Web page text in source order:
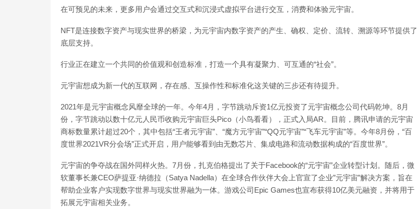
在可预见的未来，更多用户会通过交互式和沉浸式虚拟平台进行交互，消费和体验元宇宙。
NFT是连接数字资产与现实世界的桥梁，为元宇宙内数字资产的产生、确权、定价、流转、溯源等环节提供了
底层支持。
行业正在建立一个共同的价值观和创造标准，打造一个具有凝聚力、可互通的“社会”。
元宇宙想成为新一代的互联网，存在感、互操作性和标准化这关键的三步还有待提升。
2021年是元宇宙概念风靡全球的一年。今年4月，字节跳动斥资1亿元投资了元宇宙概念公司代码乾坤。8月
份，字节跳动以数十亿元人民币收购元宇宙巨头Pico（小鸟看看），正式入局AR。目前，腾讯申请的元宇宙
商标数量累计超过20个，其中包括“王者元宇宙”、“魔方元宇宙”“QQ元宇宙”“飞车元宇宙”等。今年8月份，“百
度世界2021VR分会场”正式开启，用户能够看到由无数芯片、集成电路和流动数据构成的“百度世界”。
元宇宙的争夺战在国外同样火热。7月份，扎克伯格提出了关于Facebook的“元宇宙”企业转型计划。随后，微
软董事长兼CEO萨提亚·纳德拉（Satya Nadella）在全球合作伙伴大会上官宣了企业”元宇宙”解决方案，旨在
帮助企业客户实现数字世界与现实世界融为一体。游戏公司Epic Games也宣布获得10亿美元融资，并将用于
拓展元宇宙相关业务。